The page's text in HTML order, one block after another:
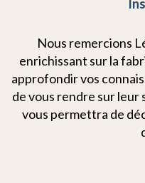
Nous remercions
enrichissant sur la
approfondir vos
de vous rendre sur
vous permettra de